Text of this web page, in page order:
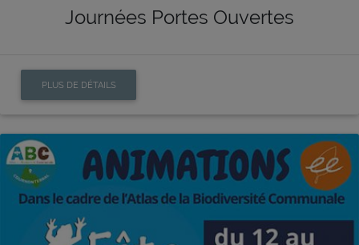
Journées Portes Ouvertes
PLUS DE DÉTAILS